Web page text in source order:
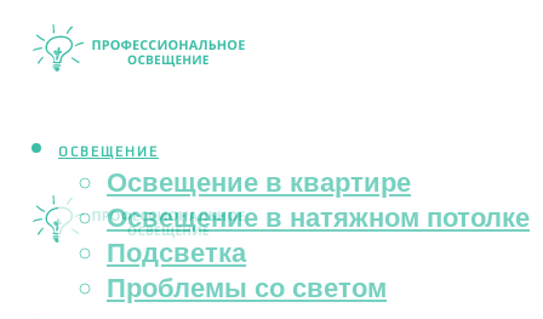
ОСВЕЩЕНИЕ
Освещение в квартире
Освещение в натяжном потолке
Подсветка
Проблемы со светом